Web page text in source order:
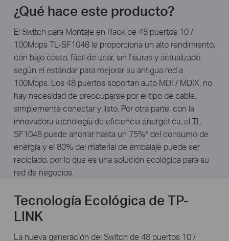
¿Qué hace este producto?
El Switch para Montaje en Rack de 48 puertos 10 /
100Mbps TL-SF1048 le proporciona un alto rendimiento,
con bajo costo, fácil de usar, sin fisuras y actualizado
según el estándar para mejorar su antigua red a
100Mbps. Los 48 puertos soportan auto MDI / MDIX, no
hay necesidad de preocuparse por el tipo de cable,
simplemente conectar y listo. Por otra parte, con la
innovadora tecnología de eficiencia energética, el TL-
SF1048 puede ahorrar hasta un 75%* del consumo de
energía y el 80% del material de embalaje puede ser
reciclado, por lo que es una solución ecológica para su
red de negocios.
Tecnología Ecológica de TP-
LINK
La nueva generación del Switch de 48 puertos 10 /